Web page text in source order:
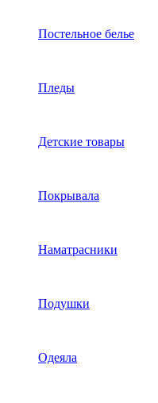
Постельное белье
Пледы
Детские товары
Покрывала
Наматрасники
Подушки
Одеяла